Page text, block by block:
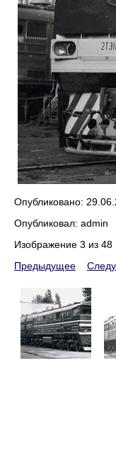
Опубликовано:
Опубликовал: admin
Изображение 3 из 48
Предыдущее